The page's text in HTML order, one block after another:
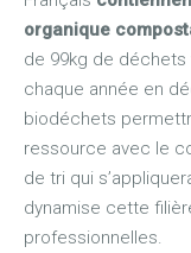
organique
de 99kg de
chaque année en
biodéchets
ressource avec le
de tri qui
dynamise cette
professionnelles.